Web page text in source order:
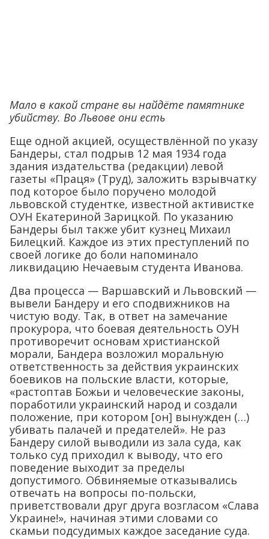
Мало в какой стране вы найдёте памятнике
убийству. Во Львове они есть
Еще одной акцией, осуществлённой по указу
Бандеры, стал подрыв 12 мая 1934 года
здания издательства (редакции) левой
газеты «Праця» (Труд), заложить взрывчатку
под которое было поручено молодой
львовской студентке, известной активистке
ОУН Екатериной Зарицкой. По указанию
Бандеры был также убит кузнец Михаил
Билецкий. Каждое из этих преступлений по
своей логике до боли напоминало
ликвидацию Нечаевым студента Иванова.
Два процесса — Варшавский и Львовский —
вывели Бандеру и его сподвижников на
чистую воду. Так, в ответ на замечание
прокурора, что боевая деятельность ОУН
противоречит основам христианской
морали, Бандера возложил моральную
ответственность за действия украинских
боевиков на польские власти, которые,
«растоптав Божьи и человеческие законы,
поработили украинский народ и создали
положение, при котором [он] вынужден (…)
убивать палачей и предателей». Не раз
Бандеру силой выводили из зала суда, как
только суд приходил к выводу, что его
поведение выходит за пределы
допустимого. Обвиняемые отказывались
отвечать на вопросы по-польски,
приветствовали друг друга возгласом «Слава
Украине!», начиная этими словами со
скамьи подсудимых каждое заседание суда.